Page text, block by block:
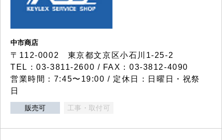
中市商店
〒112-0002 東京都文京区小石川1-25-2
TEL：03-3811-2600 / FAX：03-3812-4090
営業時間：7:45〜19:00 / 定休日：日曜日・祝祭
日
販売可 工事・取付可